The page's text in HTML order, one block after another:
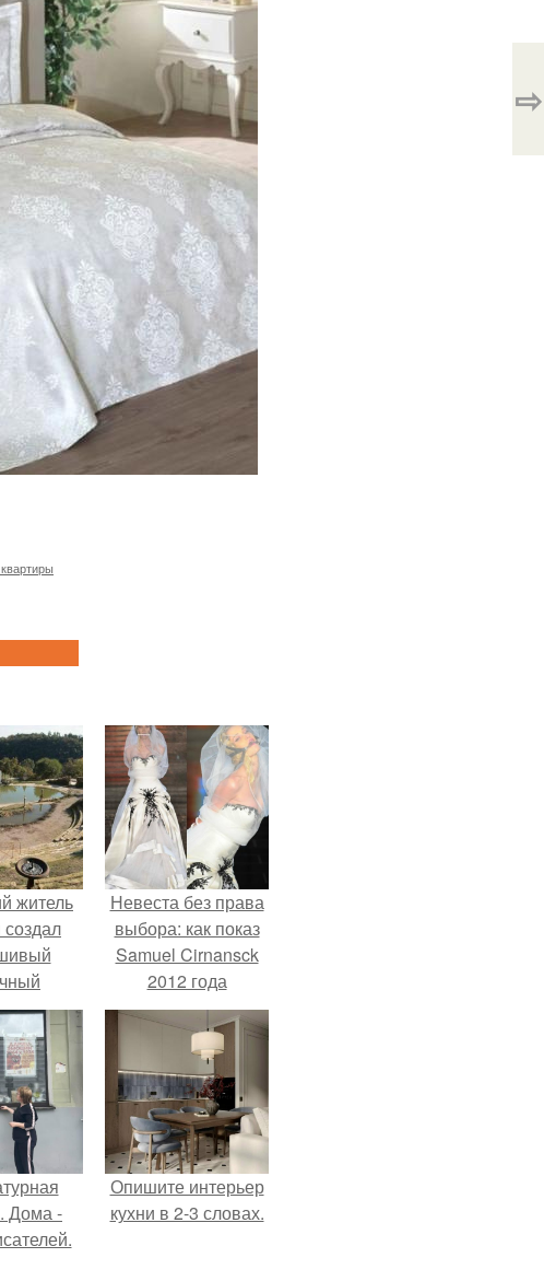
⇨
житель
и
время
Невеста без права
выбора: как показ
Samuel Cirnansck
2012 года
превратил подиум
в манифест против
принуждения.
Дома -
Опишите интерьер
кухни в 2-3 словах.